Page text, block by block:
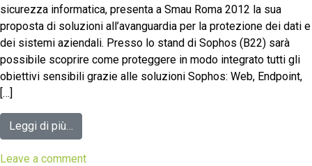
sicurezza informatica, presenta a Smau Roma 2012 la sua
proposta di soluzioni all’avanguardia per la protezione dei dati e
dei sistemi aziendali. Presso lo stand di Sophos (B22) sarà
possibile scoprire come proteggere in modo integrato tutti gli
obiettivi sensibili grazie alle soluzioni Sophos: Web, Endpoint,
[…]
Leggi di più…
Leave a comment